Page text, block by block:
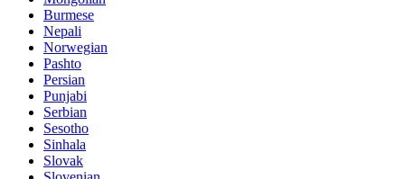
Burmese
Nepali
Norwegian
Pashto
Persian
Punjabi
Serbian
Sesotho
Sinhala
Slovak